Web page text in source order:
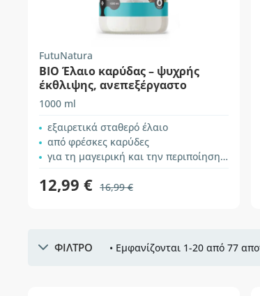
FutuNatura
BIO Έλαιο καρύδας – ψυχρής
έκθλιψης, ανεπεξέργαστο
1000 ml
εξαιρετικά σταθερό έλαιο
από φρέσκες καρύδες
για τη μαγειρική και την περιποίηση του δέρματος
12,99 € 16,99 €
ΦΙΛΤΡΟ • Εμφανίζονται 1-20 από 77